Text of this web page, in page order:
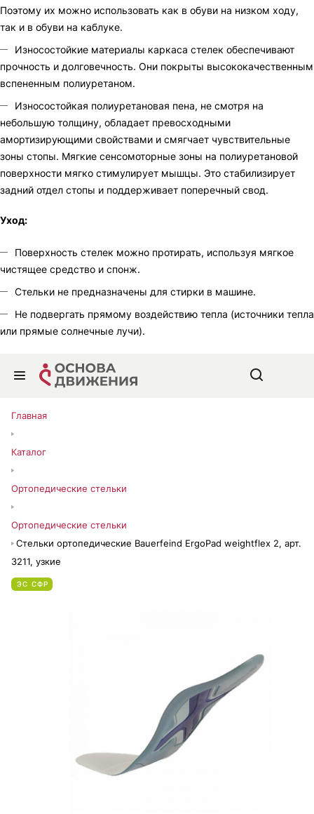
Поэтому их можно использовать как в обуви на низком ходу,
так и в обуви на каблуке.
Износостойкие материалы каркаса стелек обеспечивают
прочность и долговечность. Они покрыты высококачественным
вспененным полиуретаном.
Износостойкая полиуретановая пена, не смотря на
небольшую толщину, обладает превосходными
амортизирующими свойствами и смягчает чувствительные
зоны стопы. Мягкие сенсомоторные зоны на полиуретановой
поверхности мягко стимулирует мышцы. Это стабилизирует
задний отдел стопы и поддерживает поперечный свод.
Уход:
Поверхность стелек можно протирать, используя мягкое
чистящее средство и спонж.
Стельки не предназначены для стирки в машине.
Не подвергать прямому воздействию тепла (источники тепла
или прямые солнечные лучи).
Главная
Каталог
Ортопедические стельки
Ортопедические стельки
Стельки ортопедические Bauerfeind ErgoPad weightflex 2, арт.
3211, узкие
ЭС СФР